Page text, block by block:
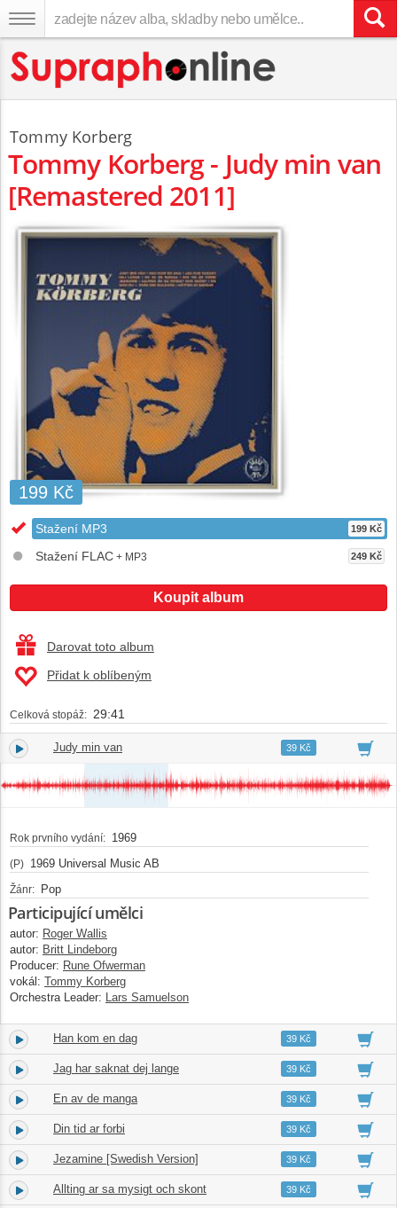
Tommy Korberg
Tommy Korberg - Judy min van
[Remastered 2011]
199 Kč
Stažení MP3 199 Kč
Stažení FLAC + MP3 249 Kč
Koupit album
Darovat toto album
Přidat k oblíbeným
Celková stopáž: 29:41
1. Judy min van 02:2139 Kč
Rok prvního vydání: 1969
(P) 1969 Universal Music AB
Žánr: Pop
Participující umělci
autor: Roger Wallis
autor: Britt Lindeborg
Producer: Rune Ofwerman
vokál: Tommy Korberg
Orchestra Leader: Lars Samuelson
2. Han kom en dag 03:0839 Kč
3. Jag har saknat dej lange 02:1139 Kč
4. En av de manga 03:5539 Kč
5. Din tid ar forbi 02:5739 Kč
6. Jezamine [Swedish Version] 03:1639 Kč
7. Allting ar sa mysigt och skont 02:5739 Kč